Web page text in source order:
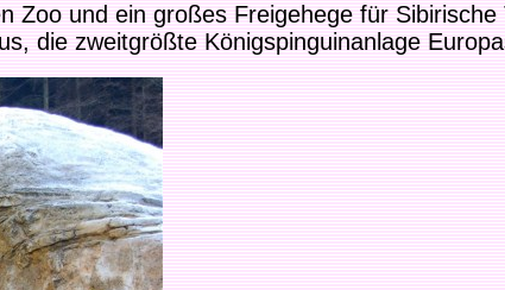
Zoo und ein großes Freigehege für Sibirische
die zweitgrößte Königspinguinanlage